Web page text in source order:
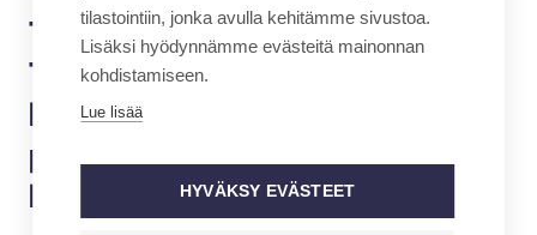
Tehyläiset tyytyväisiä
Tehyltä saatuun
koronatietoon – 88
prosenttia löytänyt tiedon
helposti
tilastointiin, jonka avulla kehitämme sivustoa.
Lisäksi hyödynnämme evästeitä mainonnan
kohdistamiseen.
Lue lisää
HYVÄKSY EVÄSTEET